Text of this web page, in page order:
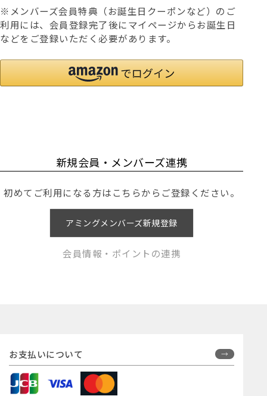
※メンバーズ会員特典（お誕生日クーポンなど）のご
利用には、会員登録完了後にマイページからお誕生日
などをご登録いただく必要があります。
新規会員・メンバーズ連携
初めてご利用になる方はこちらからご登録ください。
アミングメンバーズ新規登録
会員情報・ポイントの連携
お支払いについて